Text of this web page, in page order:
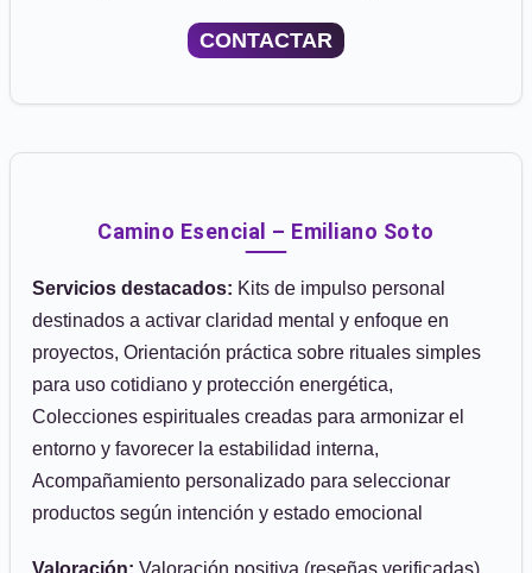
CONTACTAR
Camino Esencial – Emiliano Soto
Servicios destacados: Kits de impulso personal
destinados a activar claridad mental y enfoque en
proyectos, Orientación práctica sobre rituales simples
para uso cotidiano y protección energética,
Colecciones espirituales creadas para armonizar el
entorno y favorecer la estabilidad interna,
Acompañamiento personalizado para seleccionar
productos según intención y estado emocional
Valoración: Valoración positiva (reseñas verificadas)